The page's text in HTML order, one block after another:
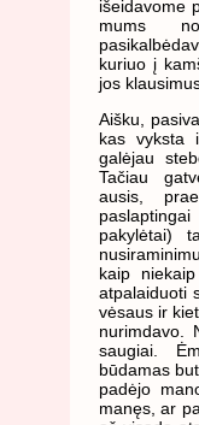
išeidavome
mums
kuriuo į
jos
Aišku,
kas vyksta
galėjau
Tačiau
ausis,
pakylėtai)
kaip
atpalaiduoti
vėsaus ir
nurimdavo.
saugiai.
būdamas
padėjo
manęs, ar